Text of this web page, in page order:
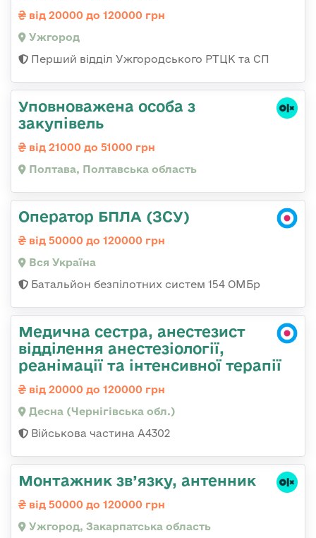
від 20000 до 120000 грн
Ужгород
Перший відділ Ужгородського РТЦК та СП
Уповноважена особа з
закупівель
від 21000 до 51000 грн
Полтава, Полтавська область
Оператор БПЛА (ЗСУ)
від 50000 до 120000 грн
Вся Україна
Батальйон безпілотних систем 154 ОМБр
Медична сестра, анестезист
відділення анестезіології,
реанімації та інтенсивної терапії
від 20000 до 120000 грн
Десна (Чернігівська обл.)
Військова частина А4302
Монтажник зв’язку, антенник
від 50000 до 120000 грн
Ужгород, Закарпатська область